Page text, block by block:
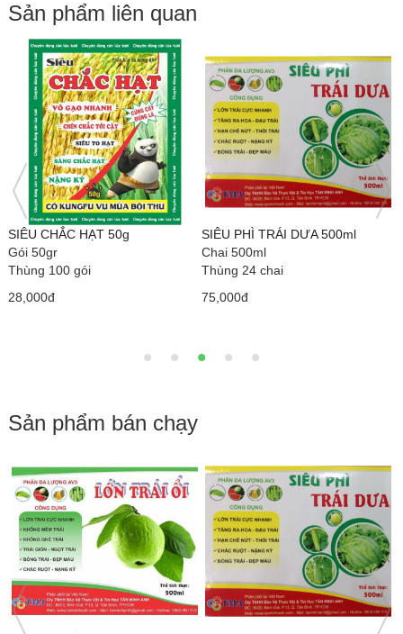
Sản phẩm liên quan
SIÊU CHẮC HẠT 50g
Gói 50gr
Thùng 100 gói
28,000đ
SIÊU PHÌ TRÁI DƯA 500ml
Chai 500ml
Thùng 24 chai
75,000đ
Sản phẩm bán chạy